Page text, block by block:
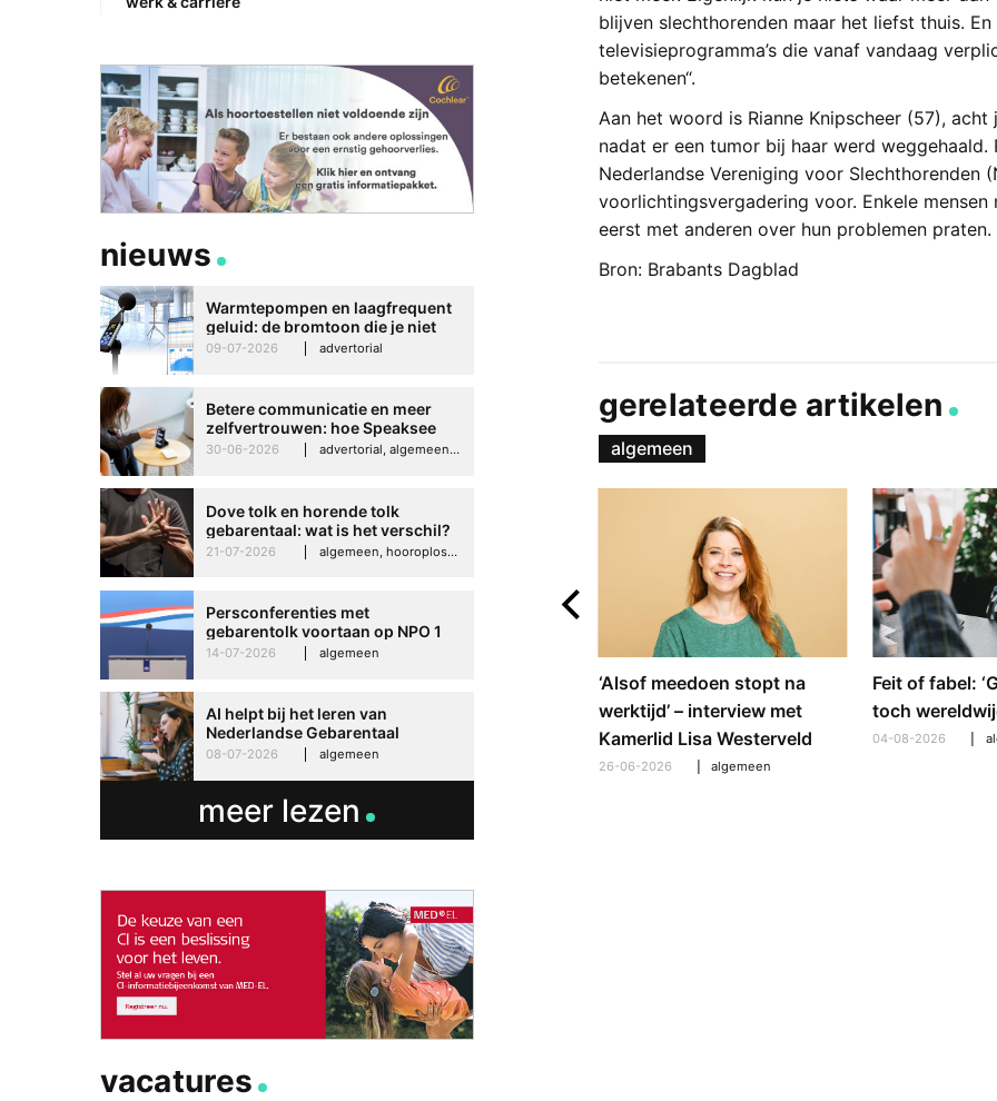
blijven slechthorenden maar het liefst thuis.
televisieprogramma’s die vanaf vandaag
betekenen“.
Aan het woord is Rianne Knipscheer (57),
nadat er een tumor bij haar werd
Nederlandse Vereniging voor Slechthorenden
voorlichtingsvergadering voor. Enkele
eerst met anderen over hun problemen praten.
Bron: Brabants Dagblad
gerelateerde artikelen
algemeen
Feit of fabel:
toch
04-08-2026
meer zelfvertrouwen: hoe
Speaksee Imelda helpt om te
groeien in haar werk
‘Alsof meedoen stopt na
werktijd’ – interview met
Kamerlid Lisa Westerveld
26-06-2026 algemeen
nieuws
Warmtepompen en laagfrequent
geluid: de bromtoon die je niet
kunt negeren
09-07-2026 advertorial
Betere communicatie en meer
zelfvertrouwen: hoe Speaksee
Imelda helpt om te groeien in
30-06-2026 advertorial, algemeen, hooroplossingen, interview
Dove tolk en horende tolk
gebarentaal: wat is het verschil?
21-07-2026 algemeen, hooroplossingen, hoorproblemen, samenleving & maatschappij
Persconferenties met
gebarentolk voortaan op NPO 1
Extra
14-07-2026 algemeen
AI helpt bij het leren van
Nederlandse Gebarentaal
08-07-2026 algemeen
meer lezen
vacatures